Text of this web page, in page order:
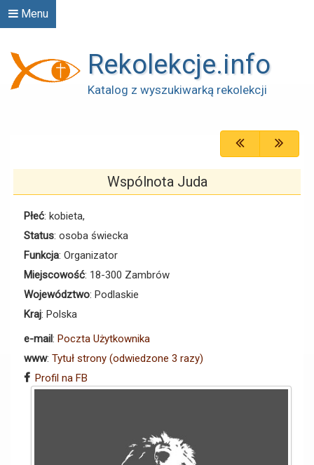
Menu
Rekolekcje.info
Katalog z wyszukiwarką rekolekcji
Wspólnota Juda
Płeć: kobieta,
Status: osoba świecka
Funkcja: Organizator
Miejscowość: 18-300 Zambrów
Województwo: Podlaskie
Kraj: Polska
e-mail: Poczta Użytkownika
www: Tytuł strony (odwiedzone 3 razy)
Profil na FB